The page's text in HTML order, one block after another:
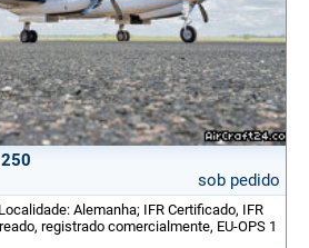
sob pedido
Alemanha; IFR Certificado, IFR
registrado comercialmente, EU-OPS 1